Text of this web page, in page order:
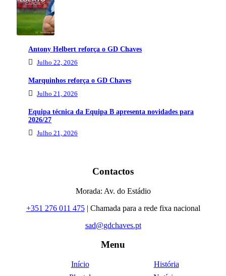
Antony Helbert reforça o GD Chaves
Julho 22, 2026
Marquinhos reforça o GD Chaves
Julho 21, 2026
Equipa técnica da Equipa B apresenta novidades para
2026/27
Julho 21, 2026
Contactos
Morada: Av. do Estádio
+351 276 011 475| Chamada para a rede fixa nacional
sad@gdchaves.pt
Menu
Início
História